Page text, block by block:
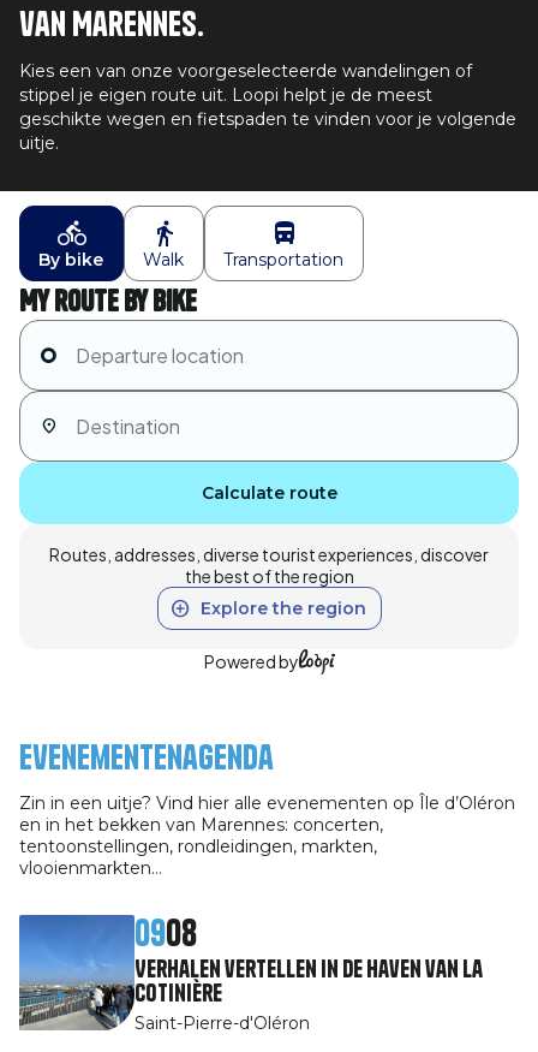
van Marennes.
Kies een van onze voorgeselecteerde wandelingen of
stippel je eigen route uit. Loopi helpt je de meest
geschikte wegen en fietspaden te vinden voor je volgende
uitje.
By bike Walk Transportation
My route by bike
Calculate route
Routes, addresses, diverse tourist experiences, discover
the best of the region
Explore the region
Powered by
Evenementenagenda
Zin in een uitje? Vind hier alle evenementen op Île d’Oléron
en in het bekken van Marennes: concerten,
tentoonstellingen, rondleidingen, markten,
vlooienmarkten…
0908
Verhalen vertellen in de haven van La
Cotinière
Saint-Pierre-d'Oléron